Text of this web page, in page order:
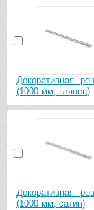
Декоративная
(1000 мм, глянец)
Декоративная
(1000 мм, сатин)